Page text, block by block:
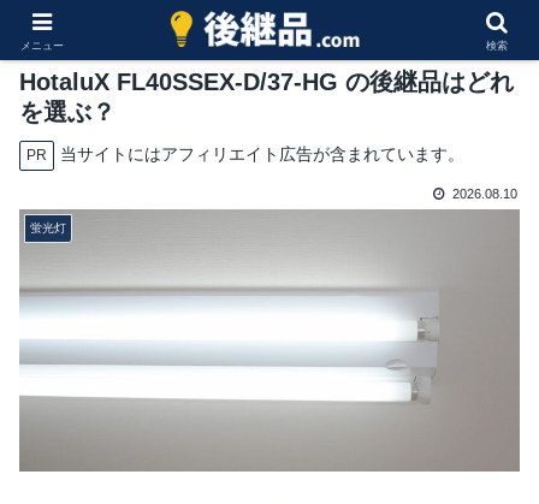
HotaluX FL40SSEX-D/37-HG の後継品はどれ
を選ぶ？
PR 当サイトにはアフィリエイト広告が含まれています。
2026.08.10
蛍光灯
メニュー 検索